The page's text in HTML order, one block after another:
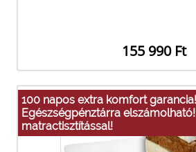
155 990 Ft
100 napos extra komfort garancia!
Egészségpénztárra
matractisztítással!